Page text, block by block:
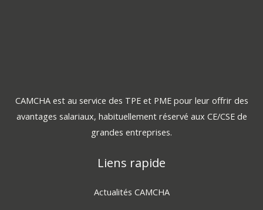
CAMCHA est au service des TPE et PME pour leur offrir des
avantages salariaux, habituellement réservé aux CE/CSE de
grandes entreprises.
Liens rapide
Actualités CAMCHA